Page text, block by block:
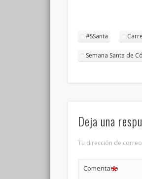
#SSanta
Semana Santa de
Deja una
Tu dirección de
Comentario
*